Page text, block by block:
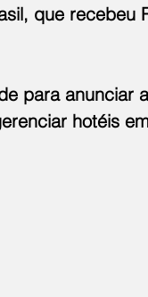
que recebeu
para anunciar
hotéis